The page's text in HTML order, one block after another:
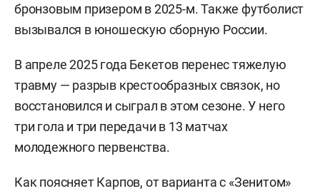
бронзовым призером в 2025-м. Также футболист
вызывался в юношескую сборную России.
В апреле 2025 года Бекетов перенес тяжелую
травму — разрыв крестообразных связок, но
восстановился и сыграл в этом сезоне. У него
три гола и три передачи в 13 матчах
молодежного первенства.
Как поясняет Карпов, от варианта с «Зенитом»